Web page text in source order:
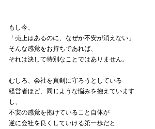
もし今、
「売上はあるのに、なぜか不安が消えない」
そんな感覚をお持ちであれば、
それは決して特別なことではありません。
むしろ、会社を真剣に守ろうとしている
経営者ほど、同じような悩みを抱えています
し、
不安の感覚を抱けていること自体が
逆に会社を良くしていける第一歩だと